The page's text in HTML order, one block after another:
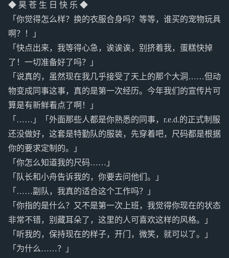
◆ 昊 苍 生 日 快 乐 ◆
「你觉得怎么样？换的衣服合身吗？等等，谁买的宠物玩具
啊？！」
「快点出来，我等得心急，诶诶诶，别挤着我，蛋糕快掉
了！一切准备好了吗？」
「说真的，虽然现在我几乎接受了天上的那个大洞……但动
物变成同事这事，真的是第一次经历。今年我们的宣传片可
算是有新鲜看点了啊！」
「……」「外面那些人都是你熟悉的同事，r.e.d.的正式制服
还没做好，这套是特勤队的服装，先穿着吧，尺码都是根据
你的要求定制的。」
「你怎么知道我的尺码……」
「队长和小舟告诉我的，你要去问他们。」
「……副队，我真的适合这个工作吗？」
「你指的是什么？又不是第一次上班，我觉得你现在的状态
非常不错，别藏耳朵了，这里的人可喜欢这样的风格。」
「听我的，保持现在的样子，开门，微笑，就可以了。」
「为什么……？」